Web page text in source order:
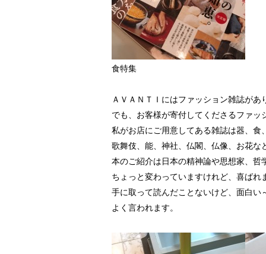
食特集
ＡＶＡＮＴＩにはファッション雑誌があ
でも、お客様が寄付してくださるファッ
私がお店にご用意してある雑誌は器、食
歌舞伎、能、神社、仏閣、仏像、お花な
本のご紹介は日本の精神論や思想家、哲
ちょっと変わっていますけれど、喜ばれ
手に取って読んだことないけど、面白い
よく言われます。